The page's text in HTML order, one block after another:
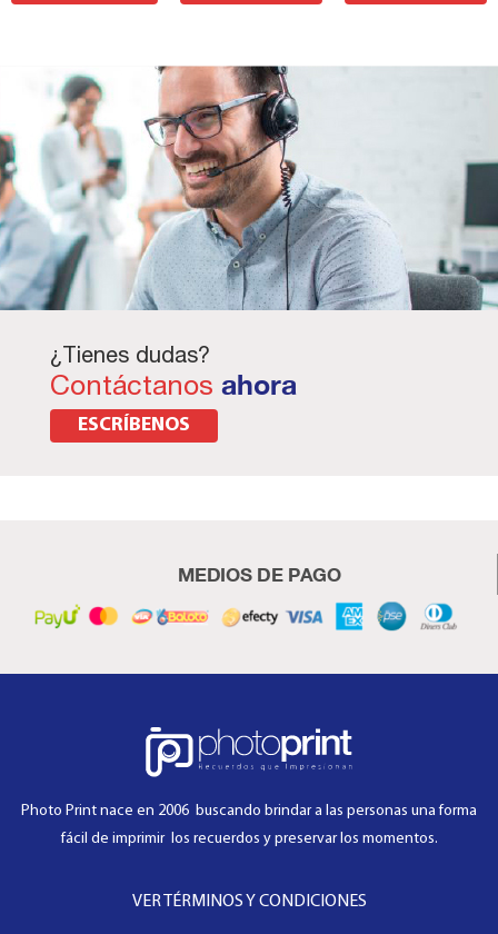
¿Tienes dudas?
Contáctanos ahora
ESCRÍBENOS
MEDIOS DE PAGO
Photo Print nace en 2006 buscando brindar a las personas una forma
fácil de imprimir los recuerdos y preservar los momentos.
VER TÉRMINOS Y CONDICIONES